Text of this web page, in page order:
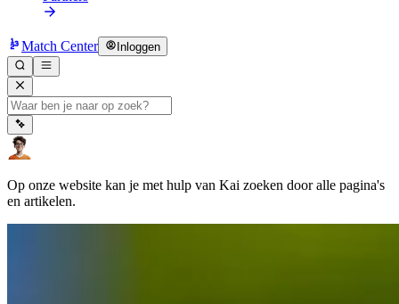
Match Center Inloggen
Op onze website kan je met hulp van Kai zoeken door alle pagina's
en artikelen.